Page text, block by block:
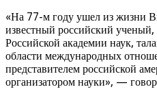
«На 77-м году ушел из жизни
известный российский ученый,
Российской академии наук,
области международных
представителем российской
организатором науки», —